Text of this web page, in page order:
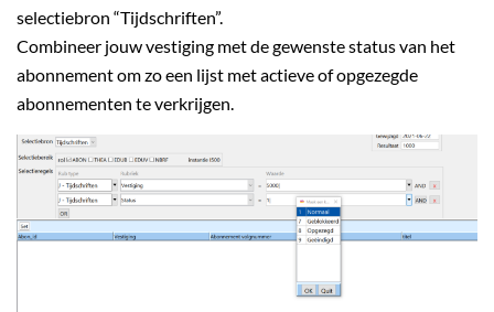
selectiebron “Tijdschriften”.
Combineer jouw vestiging met de gewenste status van het
abonnement om zo een lijst met actieve of opgezegde
abonnementen te verkrijgen.